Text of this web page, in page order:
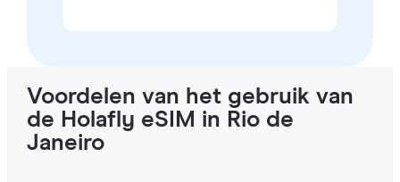
Voordelen van het gebruik van
de Holafly eSIM in Rio de
Janeiro